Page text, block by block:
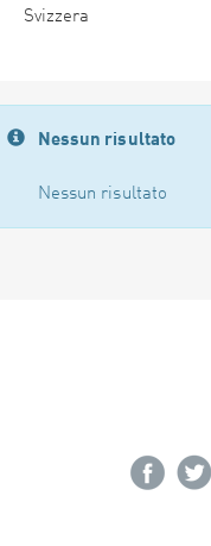
Svizzera
Nessun risultato
Nessun risultato